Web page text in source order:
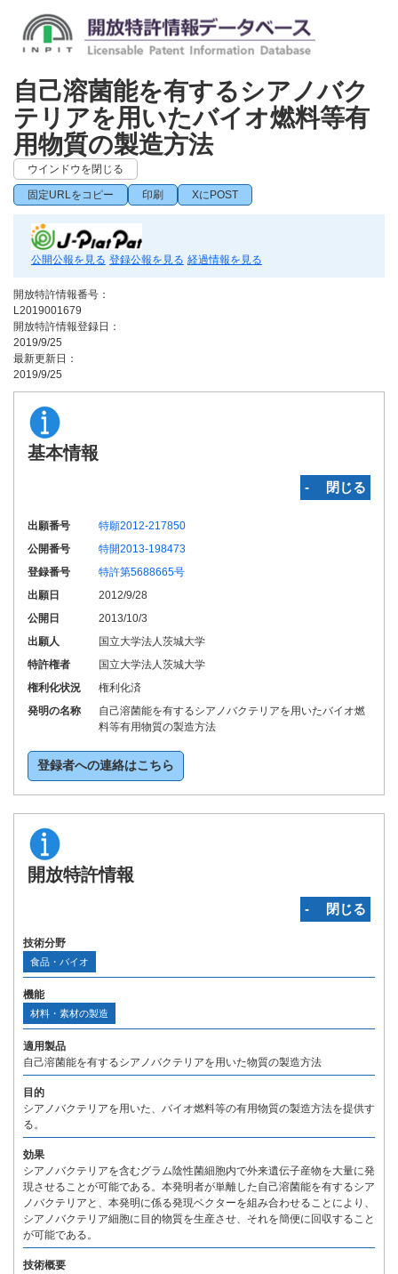
自己溶菌能を有するシアノバク
テリアを用いたバイオ燃料等有
用物質の製造方法
ウインドウを閉じる
固定URLをコピー 印刷 XにPOST
公開公報を見る 登録公報を見る 経過情報を見る
開放特許情報番号：
L2019001679
開放特許情報登録日：
2019/9/25
最新更新日：
2019/9/25
基本情報
‐ 閉じる
出願番号
特願2012-217850
公開番号
特開2013-198473
登録番号
特許第5688665号
出願日
2012/9/28
公開日
2013/10/3
出願人
国立大学法人茨城大学
特許権者
国立大学法人茨城大学
権利化状況
権利化済
発明の名称
自己溶菌能を有するシアノバクテリアを用いたバイオ燃
料等有用物質の製造方法
登録者への連絡はこちら
開放特許情報
‐ 閉じる
技術分野
食品・バイオ
機能
材料・素材の製造
適用製品
自己溶菌能を有するシアノバクテリアを用いた物質の製造方法
目的
シアノバクテリアを用いた、バイオ燃料等の有用物質の製造方法を提供す
る。
効果
シアノバクテリアを含むグラム陰性菌細胞内で外来遺伝子産物を大量に発
現させることが可能である。本発明者が単離した自己溶菌能を有するシア
ノバクテリアと、本発明に係る発現ベクターを組み合わせることにより、
シアノバクテリア細胞に目的物質を生産させ、それを簡便に回収すること
が可能である。
技術概要